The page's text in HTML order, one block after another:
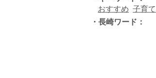
おすすめ 子育て
・長崎ワード：